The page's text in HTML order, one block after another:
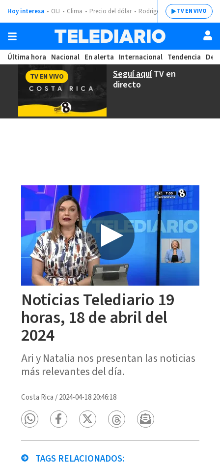
Hoy interesa OIJ Clima Precio del dólar Rodrigo ChavesTV EN VIVO
Última hora Nacional En alerta Internacional Tendencia
Seguí aquíTV en
directo
TV EN VIVO
Noticias Telediario 19
horas, 18 de abril del
2024
Ari y Natalia nos presentan las noticias
más relevantes del día.
Costa Rica /2024-04-18 20:46:18
TAGS RELACIONADOS: